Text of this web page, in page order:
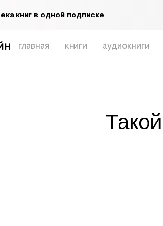
книг в одной подписке
главная книги аудиокниги